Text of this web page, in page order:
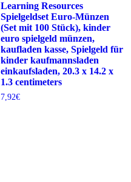
Learning Resources
Spielgeldset Euro-Münzen
(Set mit 100 Stück), kinder
euro spielgeld münzen,
kaufladen kasse, Spielgeld für
kinder kaufmannsladen
einkaufsladen, 20.3 x 14.2 x
1.3 centimeters
7,92€